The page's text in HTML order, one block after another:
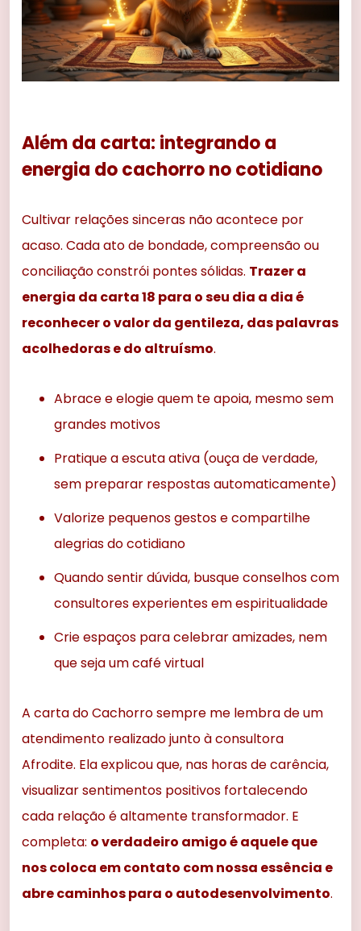
Além da carta: integrando a
energia do cachorro no cotidiano
Cultivar relações sinceras não acontece por
acaso. Cada ato de bondade, compreensão ou
conciliação constrói pontes sólidas. Trazer a
energia da carta 18 para o seu dia a dia é
reconhecer o valor da gentileza, das palavras
acolhedoras e do altruísmo.
Abrace e elogie quem te apoia, mesmo sem
grandes motivos
Pratique a escuta ativa (ouça de verdade,
sem preparar respostas automaticamente)
Valorize pequenos gestos e compartilhe
alegrias do cotidiano
Quando sentir dúvida, busque conselhos com
consultores experientes em espiritualidade
Crie espaços para celebrar amizades, nem
que seja um café virtual
A carta do Cachorro sempre me lembra de um
atendimento realizado junto à consultora
Afrodite. Ela explicou que, nas horas de carência,
visualizar sentimentos positivos fortalecendo
cada relação é altamente transformador. E
completa: o verdadeiro amigo é aquele que
nos coloca em contato com nossa essência e
abre caminhos para o autodesenvolvimento.